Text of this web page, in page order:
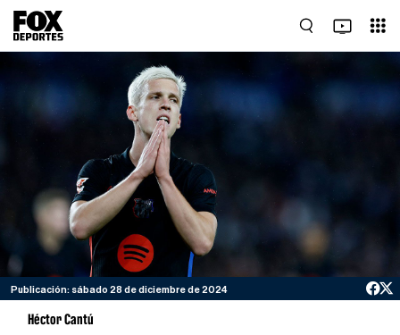
Publicación: sábado 28 de diciembre de 2024
Héctor Cantú